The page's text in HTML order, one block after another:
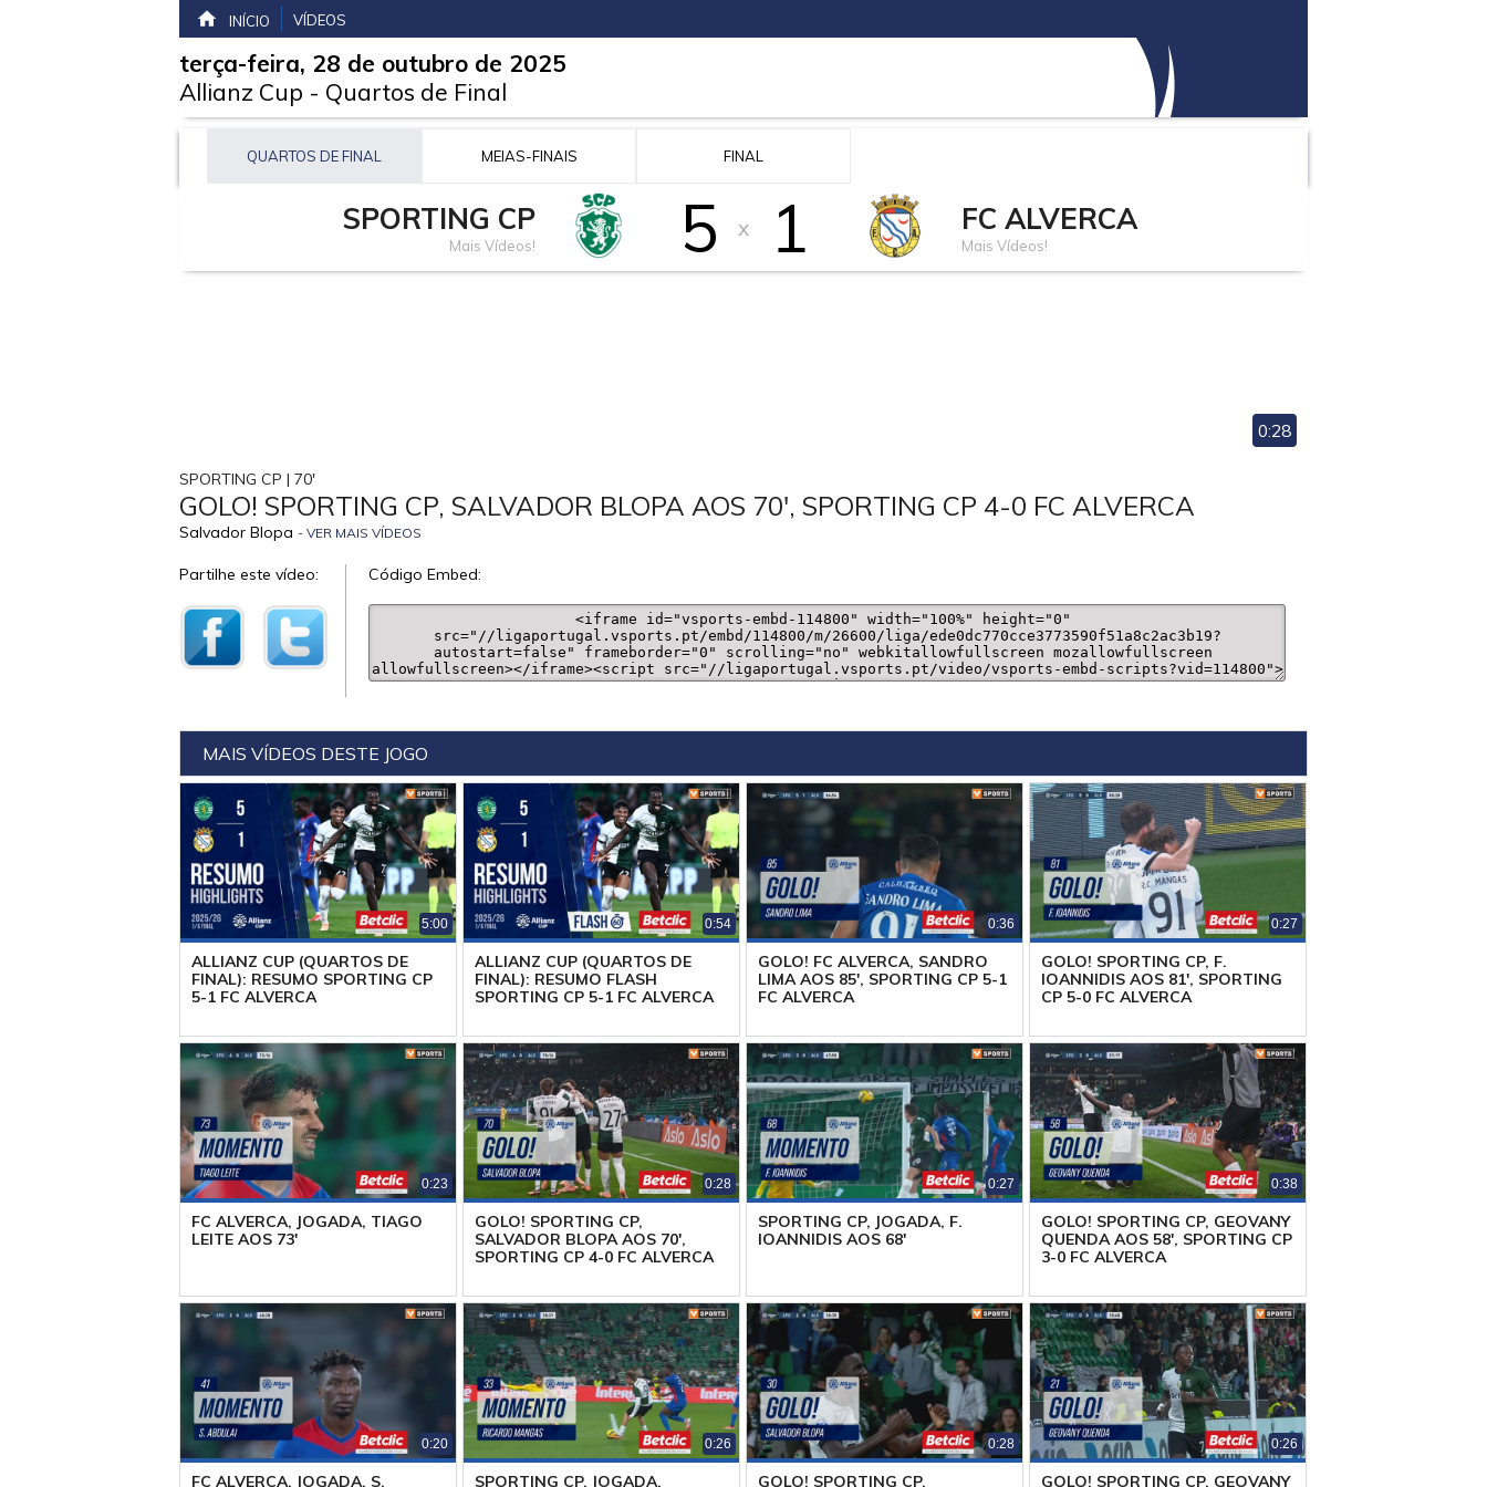
INÍCIO VÍDEOS
terça-feira, 28 de outubro de 2025
Allianz Cup - Quartos de Final
QUARTOS DE FINAL MEIAS-FINAIS FINAL
SPORTING CP
Mais Vídeos! 5 x 1 FC ALVERCA
Mais Vídeos!
0:28
SPORTING CP | 70'
GOLO! SPORTING CP, SALVADOR BLOPA AOS 70', SPORTING CP 4-0 FC ALVERCA
Salvador Blopa - VER MAIS VÍDEOS
Partilhe este vídeo: Código Embed:
MAIS VÍDEOS DESTE JOGO
5:00
ALLIANZ CUP (QUARTOS DE
FINAL): RESUMO SPORTING CP
5-1 FC ALVERCA
0:54
ALLIANZ CUP (QUARTOS DE
FINAL): RESUMO FLASH
SPORTING CP 5-1 FC ALVERCA
0:36
GOLO! FC ALVERCA, SANDRO
LIMA AOS 85', SPORTING CP 5-1
FC ALVERCA
0:27
GOLO! SPORTING CP, F.
IOANNIDIS AOS 81', SPORTING
CP 5-0 FC ALVERCA
0:23
FC ALVERCA, JOGADA, TIAGO
LEITE AOS 73'
0:28
GOLO! SPORTING CP,
SALVADOR BLOPA AOS 70',
SPORTING CP 4-0 FC ALVERCA
0:27
SPORTING CP, JOGADA, F.
IOANNIDIS AOS 68'
0:38
GOLO! SPORTING CP, GEOVANY
QUENDA AOS 58', SPORTING CP
3-0 FC ALVERCA
0:20
FC ALVERCA, JOGADA, S.
0:26
SPORTING CP, JOGADA,
0:28
GOLO! SPORTING CP,
0:26
GOLO! SPORTING CP, GEOVANY